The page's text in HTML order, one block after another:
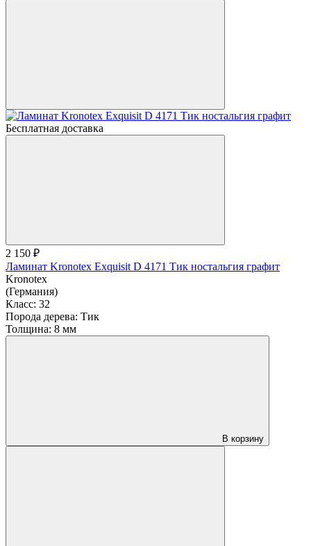
Бесплатная доставка
2 150 ₽
Ламинат Kronotex Exquisit D 4171 Тик ностальгия графит
Kronotex
(Германия)
Класс: 32
Порода дерева: Тик
Толщина: 8 мм
В корзину